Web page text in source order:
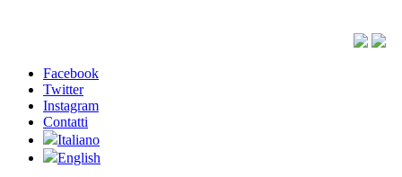
Facebook
Twitter
Instagram
Contatti
Italiano
English